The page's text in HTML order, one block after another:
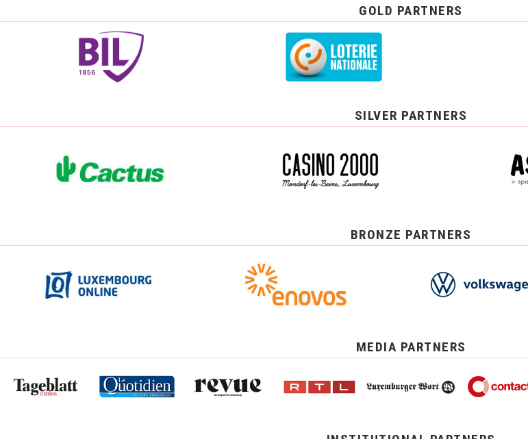
GOLD PARTNERS
SILVER PARTNERS
BRONZE PARTNERS
MEDIA PARTNERS